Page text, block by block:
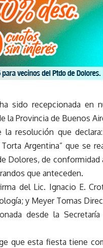
sido recepcionada en
la Provincia de Buenos
resolución que
Argentina” que se
Dolores, de
que anteceden.
del Lic. Ignacio E.
y Meyer Tomas
desde la
que esta fiesta tiene